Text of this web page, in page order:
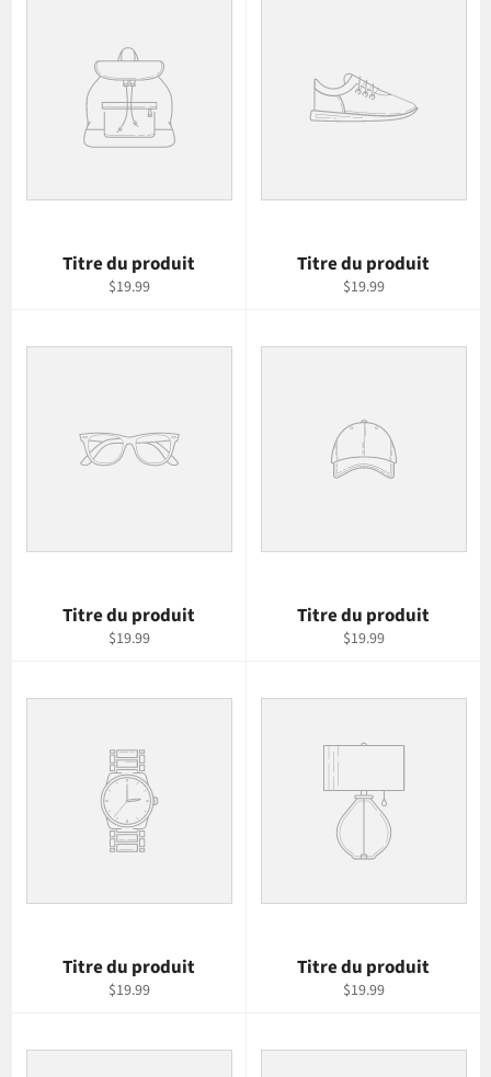
Titre du produit
$19.99
Titre du produit
$19.99
Titre du produit
$19.99
Titre du produit
$19.99
Titre du produit
$19.99
Titre du produit
$19.99